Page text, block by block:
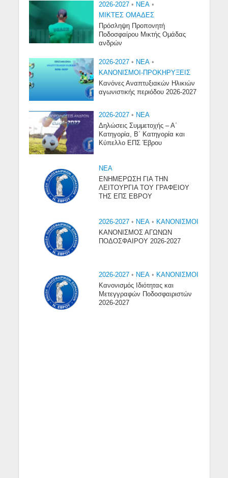
2026-2027 • NEA •
ΜΙΚΤΕΣ ΟΜΑΔΕΣ
Πρόσληψη Προπονητή
Ποδοσφαίρου Μικτής Ομάδας
ανδρών
2026-2027 • NEA •
ΚΑΝΟΝΙΣΜΟΙ-ΠΡΟΚΗΡΥΞΕΙΣ
Κανόνες Αναπτυξιακών Ηλικιών
αγωνιστικής περιόδου 2026-2027
2026-2027 • NEA
Δηλώσεις Συμμετοχής – Α΄
Κατηγορία, Β΄ Κατηγορία και
Κύπελλο ΕΠΣ Έβρου
NEA
ΕΝΗΜΕΡΩΣΗ ΓΙΑ ΤΗΝ
ΛΕΙΤΟΥΡΓΙΑ ΤΟΥ ΓΡΑΦΕΙΟΥ
ΤΗΣ ΕΠΣ ΕΒΡΟΥ
2026-2027 • NEA • ΚΑΝΟΝΙΣΜΟΙ
ΚΑΝΟΝΙΣΜΟΣ ΑΓΩΝΩΝ
ΠΟΔΟΣΦΑΙΡΟΥ 2026-2027
2026-2027 • NEA • ΚΑΝΟΝΙΣΜΟΙ
Κανονισμός Ιδιότητας και
Μετεγγραφών Ποδοσφαιριστών
2026-2027